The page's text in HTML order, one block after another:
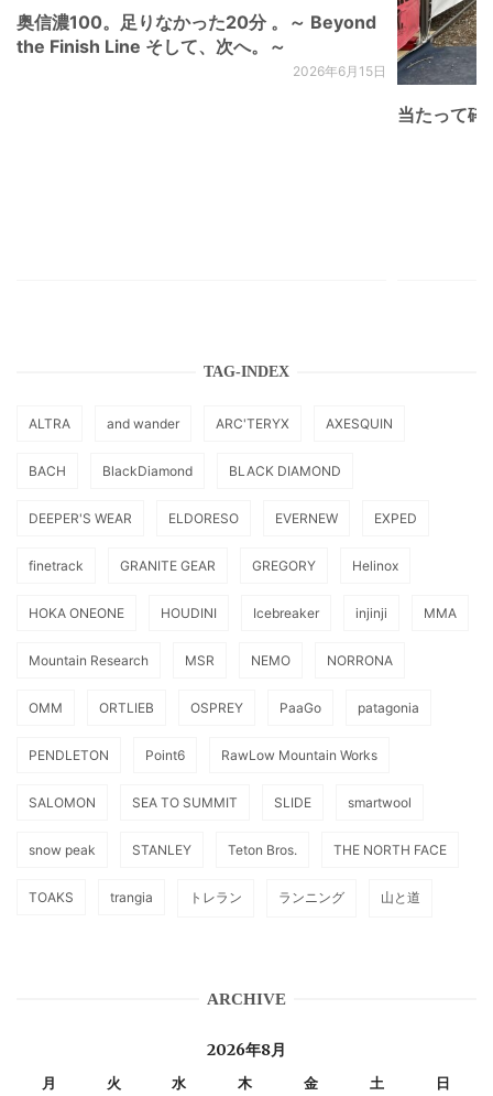
奥信濃100。足りなかった20分 。～ Beyond
the Finish Line そして、次へ。～
2026年6月15日
当たって砕
TAG-INDEX
ALTRA and wander ARC'TERYX AXESQUIN
BACH BlackDiamond BLACK DIAMOND
DEEPER'S WEAR ELDORESO EVERNEW EXPED
finetrack GRANITE GEAR GREGORY Helinox
HOKA ONEONE HOUDINI Icebreaker injinji MMA
Mountain Research MSR NEMO NORRONA
OMM ORTLIEB OSPREY PaaGo patagonia
PENDLETON Point6 RawLow Mountain Works
SALOMON SEA TO SUMMIT SLIDE smartwool
snow peak STANLEY Teton Bros. THE NORTH FACE
TOAKS trangia トレラン ランニング 山と道
ARCHIVE
2026年8月
月 火 水 木 金 土 日